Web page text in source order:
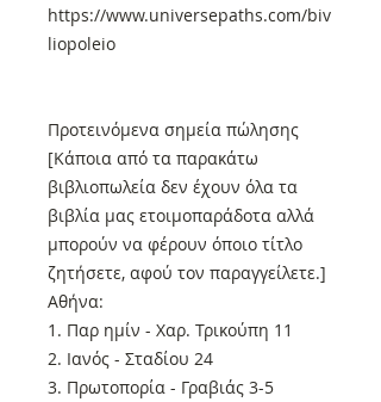
https://www.universepaths.com/biv
liopoleio
Προτεινόμενα σημεία πώλησης
[Κάποια από τα παρακάτω
βιβλιοπωλεία δεν έχουν όλα τα
βιβλία μας ετοιμοπαράδοτα αλλά
μπορούν να φέρουν όποιο τίτλο
ζητήσετε, αφού τον παραγγείλετε.]
Αθήνα:
1. Παρ ημίν - Χαρ. Τρικούπη 11
2. Ιανός - Σταδίου 24
3. Πρωτοπορία - Γραβιάς 3-5